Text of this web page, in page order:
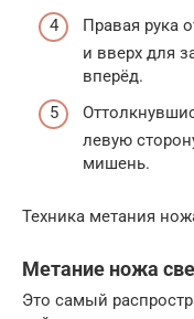
Правая рука
и вверх для
вперёд.
левую
мишень.
Техника метания
Метание ножа
Это самый